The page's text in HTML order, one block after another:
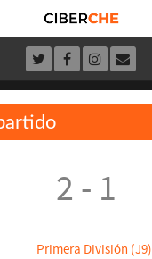
2 - 1
Primera División (J9)